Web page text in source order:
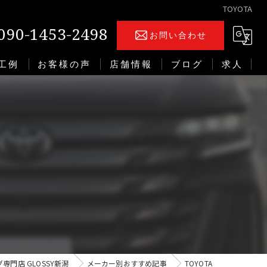
TOYOTA
1453-2498 お問い合わせ
例 お客様の声 店舗情報 ブログ 求人
門店 GLOSSY新潟 メーカー別おすすめ記事 TOYOTA